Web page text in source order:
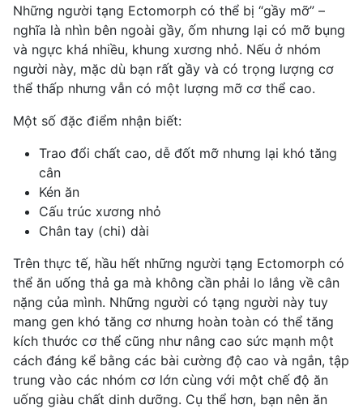
Những người tạng Ectomorph có thể bị “gầy mỡ” –
nghĩa là nhìn bên ngoài gầy, ốm nhưng lại có mỡ bụng
và ngực khá nhiều, khung xương nhỏ. Nếu ở nhóm
người này, mặc dù bạn rất gầy và có trọng lượng cơ
thể thấp nhưng vẫn có một lượng mỡ cơ thể cao.
Một số đặc điểm nhận biết:
Trao đổi chất cao, dễ đốt mỡ nhưng lại khó tăng
cân
Kén ăn
Cấu trúc xương nhỏ
Chân tay (chi) dài
Trên thực tế, hầu hết những người tạng Ectomorph có
thể ăn uống thả ga mà không cần phải lo lắng về cân
nặng của mình. Những người có tạng người này tuy
mang gen khó tăng cơ nhưng hoàn toàn có thể tăng
kích thước cơ thể cũng như nâng cao sức mạnh một
cách đáng kể bằng các bài cường độ cao và ngắn, tập
trung vào các nhóm cơ lớn cùng với một chế độ ăn
uống giàu chất dinh dưỡng. Cụ thể hơn, bạn nên ăn